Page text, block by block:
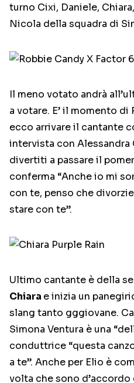
turno Cixi, Daniele,
Nicola della squadra di
Il meno votato andrà
a votare. E’ il momento di
ecco arrivare il cantante
intervista con Alessandra
divertiti a passare il
conferma “Anche io mi
con te, penso che
stare con te”.
Ultimo cantante è della
Chiara e inizia un
slang tanto gggiovane.
Simona Ventura è una
conduttrice “questa
a te”. Anche per Elio è
volta che sono